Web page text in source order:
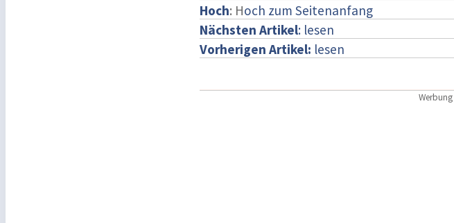
Hoch: Hoch zum Seitenanfang
Nächsten Artikel: lesen
Vorherigen Artikel: lesen
Werbung